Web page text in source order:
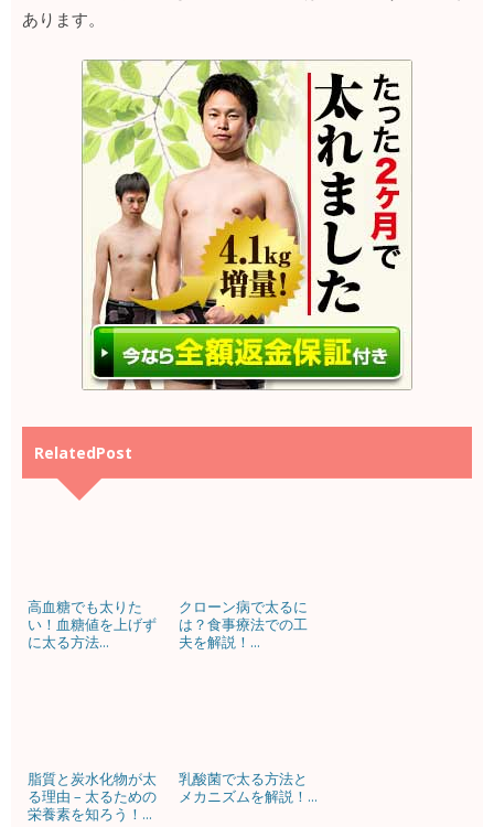
あります。
RelatedPost
高血糖でも太りた
い！血糖値を上げず
に太る方法...
クローン病で太るに
は？食事療法での工
夫を解説！...
脂質と炭水化物が太
る理由 – 太るための
栄養素を知ろう！...
乳酸菌で太る方法と
メカニズムを解説！...